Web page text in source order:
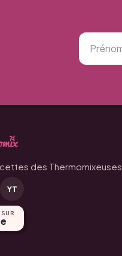
des Thermomixeuses
YT